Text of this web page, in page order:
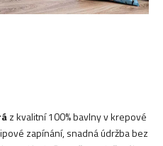
z kvalitní 100% bavlny v krepové
zapínání, snadná údržba bez